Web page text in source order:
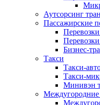
Аутсорсинг
Пассажирские
Бизнес-
Такси
Такси-
Такси-
Минивэн
Междугородние